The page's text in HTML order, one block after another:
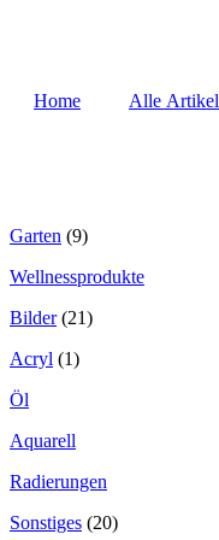
Home Alle Artikel
Garten (9)
Wellnessprodukte
Bilder (21)
Acryl (1)
Öl
Aquarell
Radierungen
Sonstiges (20)